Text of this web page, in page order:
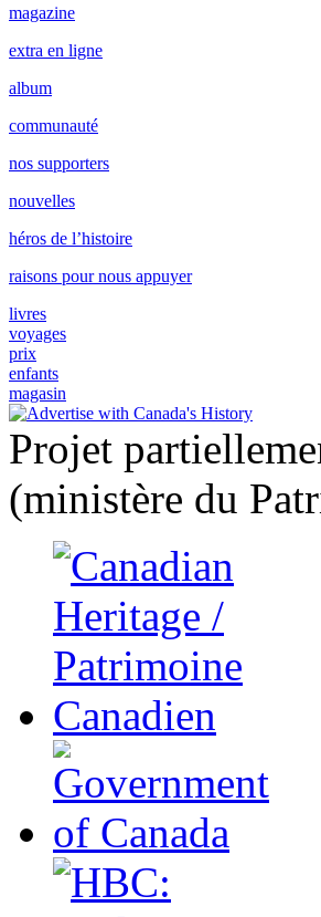
magazine
extra en ligne
album
communauté
nos supporters
nouvelles
héros de l’histoire
raisons pour nous appuyer
livres
voyages
prix
enfants
magasin
Projet
(ministère du